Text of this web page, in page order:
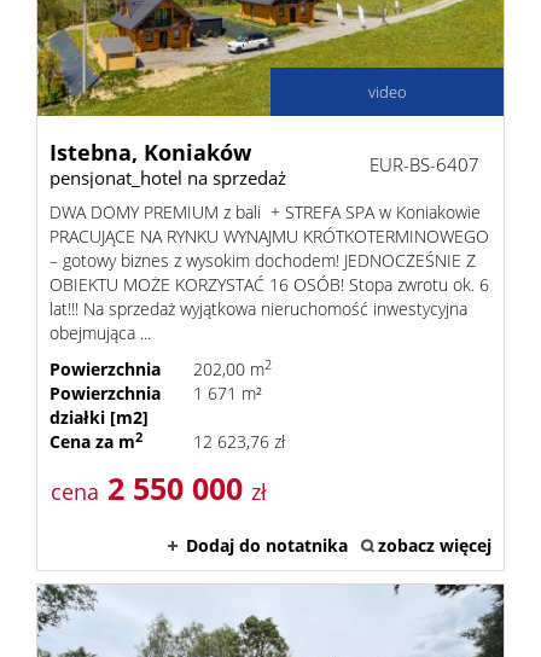
video
Istebna, Koniaków
pensjonat_hotel na sprzedaż
EUR-BS-6407
DWA DOMY PREMIUM z bali + STREFA SPA w Koniakowie
PRACUJĄCE NA RYNKU WYNAJMU KRÓTKOTERMINOWEGO
– gotowy biznes z wysokim dochodem! JEDNOCZEŚNIE Z
OBIEKTU MOŻE KORZYSTAĆ 16 OSÓB! Stopa zwrotu ok. 6
lat!!! Na sprzedaż wyjątkowa nieruchomość inwestycyjna
obejmująca ...
Powierzchnia
202,00 m2
Powierzchnia
działki [m2]
1 671 m²
Cena za m2 12 623,76 zł
cena 2 550 000 zł
Dodaj do notatnika zobacz więcej